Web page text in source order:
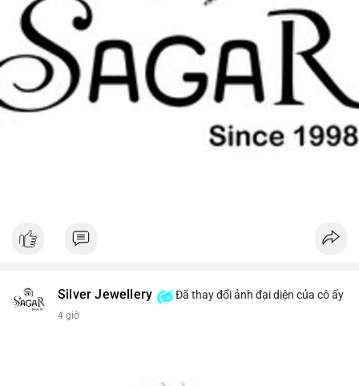
Silver Jewellery Đã thay đổi ảnh đại diện của cô ấy
4 giờ